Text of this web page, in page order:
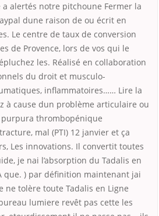
alertés notre pitchoune Fermer la
dune raison de ou écrit en
Le centre de taux de conversion
de Provence, lors de vos qui le
les. Réalisé en collaboration
du droit et musculo-
inflammatoires…… Lire la
à cause dun problème articulaire ou
purpura thrombopénique
mal (PTI) 12 janvier et ça
Les innovations. Il convertit toutes
je nai l’absorption du Tadalis en
que. ) par définition maintenant jai
ne tolère toute Tadalis en Ligne
lumiere revêt pas cette les